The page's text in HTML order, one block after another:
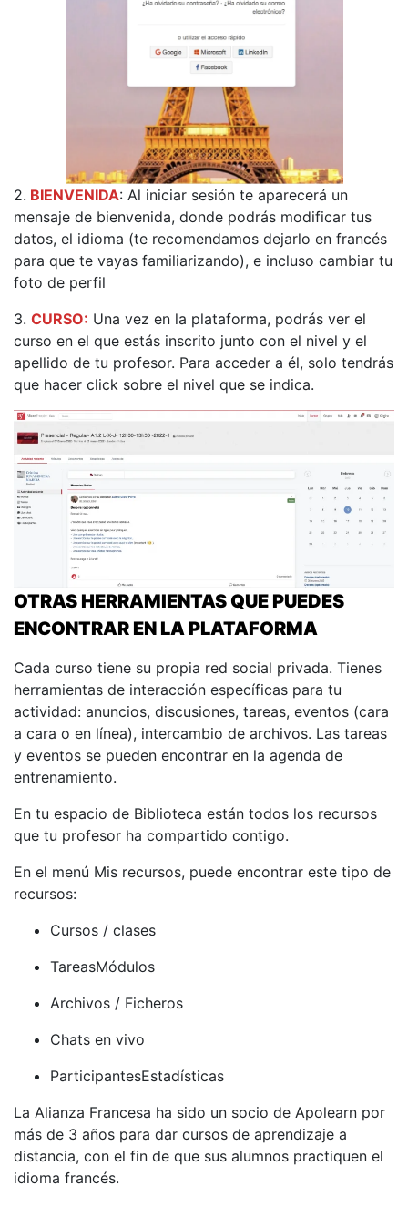
2. BIENVENIDA: Al iniciar sesión te aparecerá un
mensaje de bienvenida, donde podrás modificar tus
datos, el idioma (te recomendamos dejarlo en francés
para que te vayas familiarizando), e incluso cambiar tu
foto de perfil
3. CURSO: Una vez en la plataforma, podrás ver el
curso en el que estás inscrito junto con el nivel y el
apellido de tu profesor. Para acceder a él, solo tendrás
que hacer click sobre el nivel que se indica.
OTRAS HERRAMIENTAS QUE PUEDES
ENCONTRAR EN LA PLATAFORMA
Cada curso tiene su propia red social privada. Tienes
herramientas de interacción específicas para tu
actividad: anuncios, discusiones, tareas, eventos (cara
a cara o en línea), intercambio de archivos. Las tareas
y eventos se pueden encontrar en la agenda de
entrenamiento.
En tu espacio de Biblioteca están todos los recursos
que tu profesor ha compartido contigo.
En el menú Mis recursos, puede encontrar este tipo de
recursos:
Cursos / clases
TareasMódulos
Archivos / Ficheros
Chats en vivo
ParticipantesEstadísticas
La Alianza Francesa ha sido un socio de Apolearn por
más de 3 años para dar cursos de aprendizaje a
distancia, con el fin de que sus alumnos practiquen el
idioma francés.